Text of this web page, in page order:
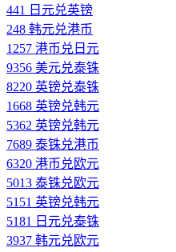
441 日元兑英镑
248 韩元兑港币
1257 港币兑日元
9356 美元兑泰铢
8220 英镑兑泰铢
1668 英镑兑韩元
5362 英镑兑韩元
7689 泰铢兑港币
6320 港币兑欧元
5013 泰铢兑欧元
5151 英镑兑韩元
5181 日元兑泰铢
3937 韩元兑欧元